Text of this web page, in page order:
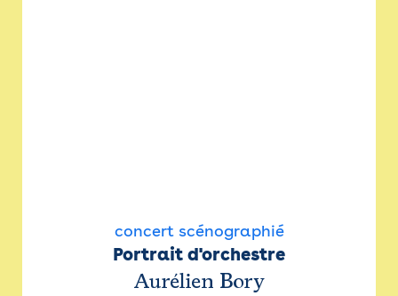
concert scénographié
Portrait d'orchestre
Aurélien Bory